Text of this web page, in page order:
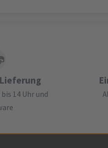
14 Uhr und